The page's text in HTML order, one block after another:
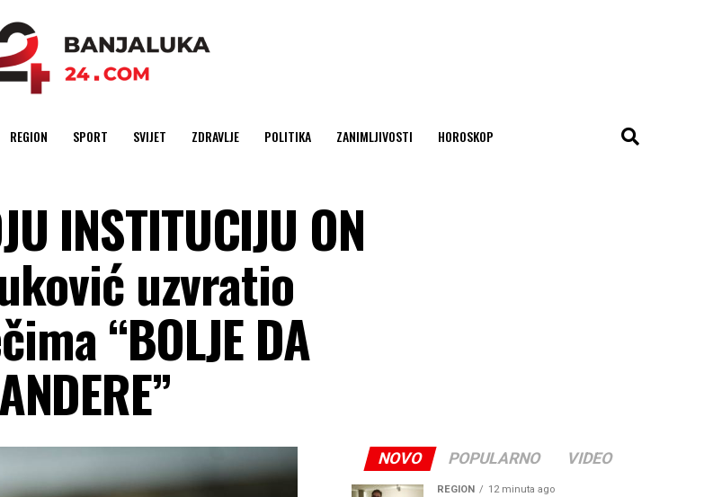
REGION SPORT SVIJET ZDRAVLJE POLITIKA ZANIMLJIVOSTI HOROSKOP
INSTITUCIJU ON
uzvratio
“BOLJE DA
NOVO POPULARNO VIDEO
REGION 12 minuta ago